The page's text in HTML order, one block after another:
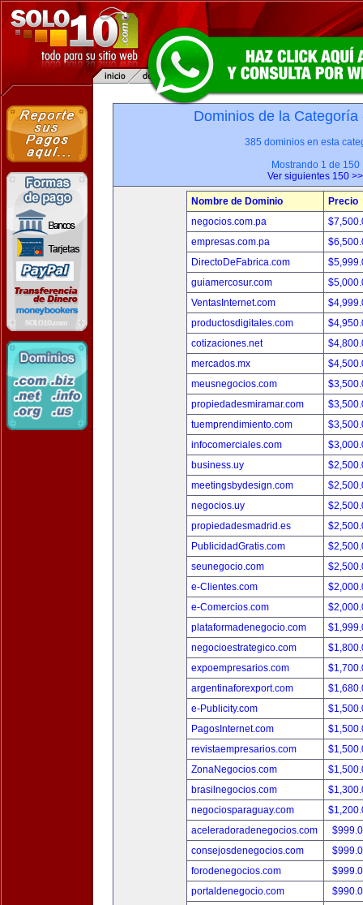
Dominios de la
385 dominios en esta
Mostrando 1 de 150
Ver siguientes 150 >>
Nombre de Dominio
Precio
negocios.com.pa
empresas.com.pa
DirectoDeFabrica.com
guiamercosur.com
VentasInternet.com
productosdigitales.com
cotizaciones.net
mercados.mx
meusnegocios.com
propiedadesmiramar.com
tuemprendimiento.com
infocomerciales.com
business.uy
meetingsbydesign.com
negocios.uy
propiedadesmadrid.es
PublicidadGratis.com
seunegocio.com
e-Clientes.com
e-Comercios.com
plataformadenegocio.com
negocioestrategico.com
expoempresarios.com
argentinaforexport.com
e-Publicity.com
PagosInternet.com
revistaempresarios.com
ZonaNegocios.com
brasilnegocios.com
negociosparaguay.com
aceleradoradenegocios.com
consejosdenegocios.com
forodenegocios.com
portaldenegocio.com